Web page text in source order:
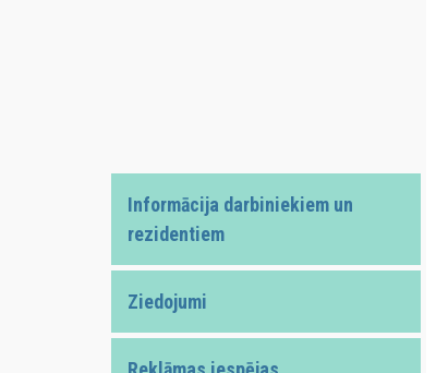
Informācija darbiniekiem un
rezidentiem
Ziedojumi